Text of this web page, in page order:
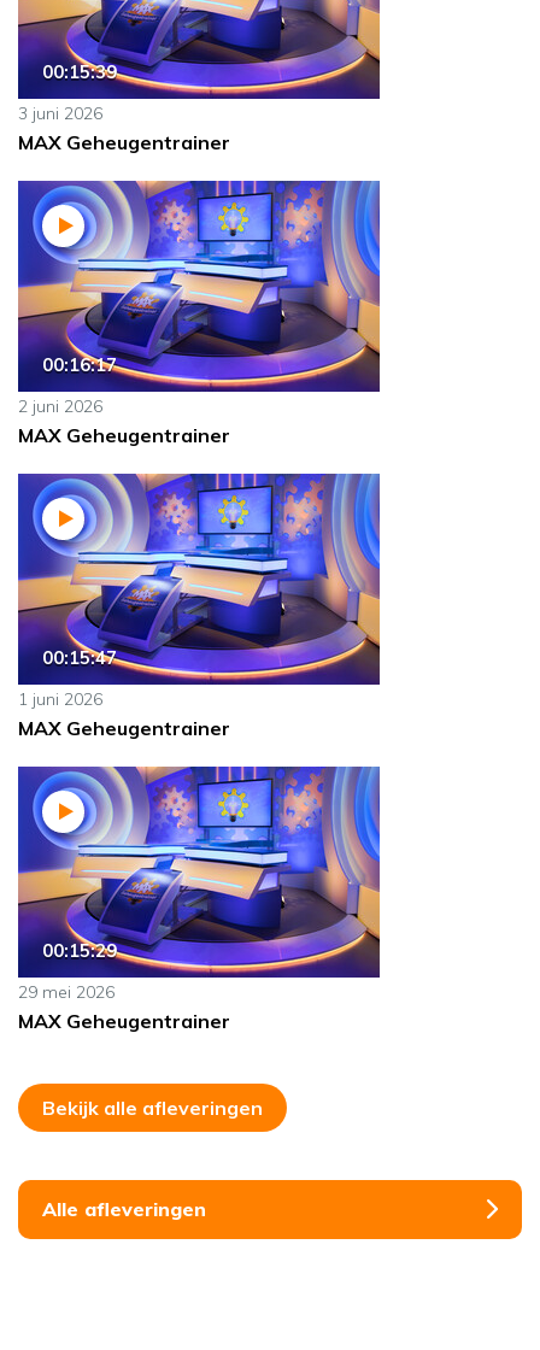
00:15:39
3 juni 2026
MAX Geheugentrainer
00:16:17
2 juni 2026
MAX Geheugentrainer
00:15:47
1 juni 2026
MAX Geheugentrainer
00:15:29
29 mei 2026
MAX Geheugentrainer
Bekijk alle afleveringen
Alle afleveringen